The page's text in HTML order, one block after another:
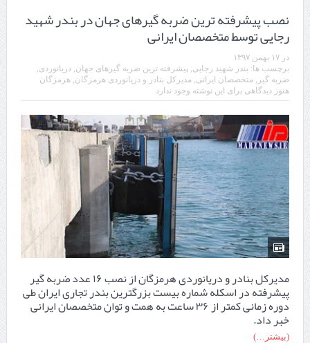
نصب پیشرفته ترین ضربه گیرهای جهان در بندر شهید
رجایی توسط متخصصان ایرانی
در ۱۷ بهمن ۱۳۹۷
برچسب ها: بندر شهید رجایی, پیشرفته ترین ضربه گیرهای جهان, دریانوردی,
ضربه گیر , متخصصان ایرانی, مدیرکل بنادر و دریانوردی هرمزگان, هرمزگان
هنوز دیدگاهی برای این نوشته وجود ندارد
مدیرکل بنادر و دریانوردی هرمزگان از نصب ۱۶ عدد ضربه گیر
پیشرفته در اسکله شماره بیست بزرگترین بندر تجاری ایران طی
دوره زمانی كمتر از ۳۶ ساعت به همت و توان متخصصان ایرانی
خبر داد.
(بیشتر…)